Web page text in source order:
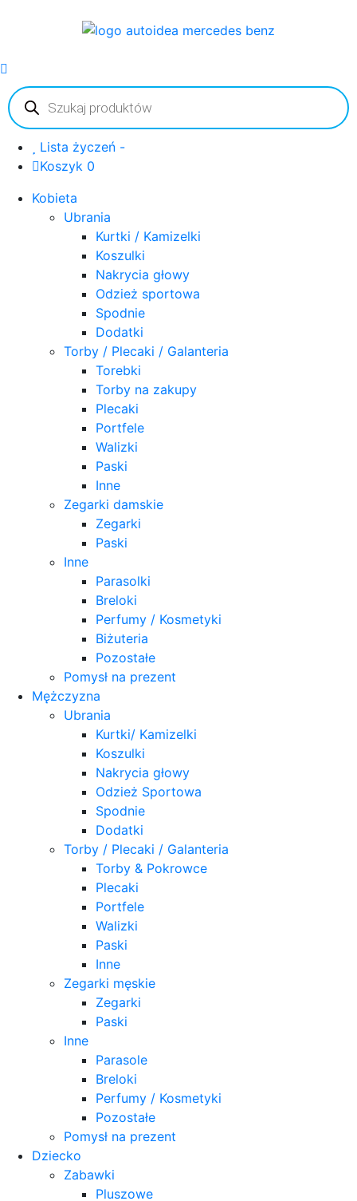
Wyszukiwarka
produktów
Lista życzeń -
Koszyk 0
Kobieta
Ubrania
Kurtki / Kamizelki
Koszulki
Nakrycia głowy
Odzież sportowa
Spodnie
Dodatki
Torby / Plecaki / Galanteria
Torebki
Torby na zakupy
Plecaki
Portfele
Walizki
Paski
Inne
Zegarki damskie
Zegarki
Paski
Inne
Parasolki
Breloki
Perfumy / Kosmetyki
Biżuteria
Pozostałe
Pomysł na prezent
Mężczyzna
Ubrania
Kurtki/ Kamizelki
Koszulki
Nakrycia głowy
Odzież Sportowa
Spodnie
Dodatki
Torby / Plecaki / Galanteria
Torby & Pokrowce
Plecaki
Portfele
Walizki
Paski
Inne
Zegarki męskie
Zegarki
Paski
Inne
Parasole
Breloki
Perfumy / Kosmetyki
Pozostałe
Pomysł na prezent
Dziecko
Zabawki
Pluszowe